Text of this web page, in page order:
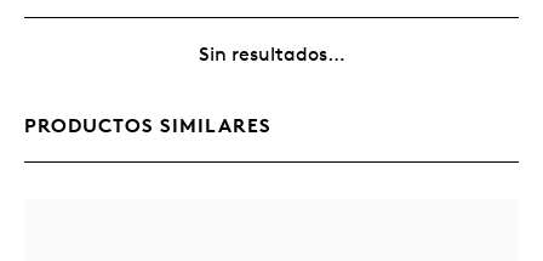
Sin resultados…
PRODUCTOS SIMILARES